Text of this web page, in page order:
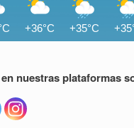
+36°C +35°C
nuestras plataformas